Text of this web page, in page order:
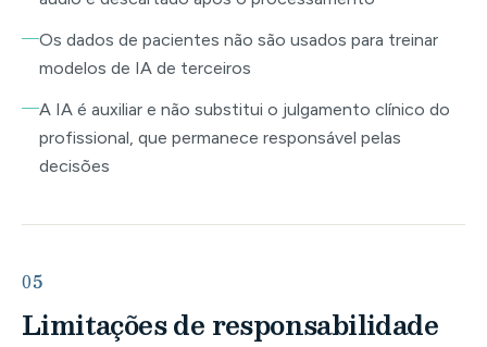
Os dados de pacientes não são usados para treinar
modelos de IA de terceiros
A IA é auxiliar e não substitui o julgamento clínico do
profissional, que permanece responsável pelas
decisões
05
Limitações de responsabilidade